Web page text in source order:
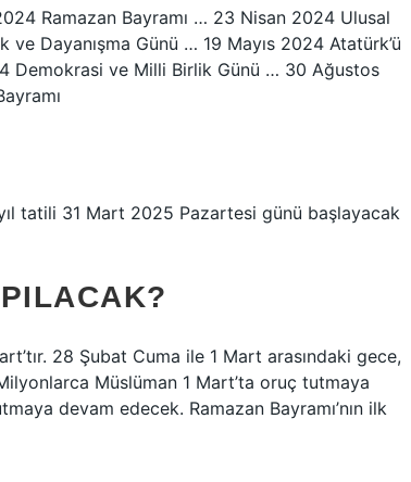
Ramazan Bayramı … 23 Nisan 2024 Ulusal
Dayanışma Günü … 19 Mayıs 2024 Atatürk’ü
Demokrasi ve Milli Birlik Günü … 30 Ağustos
tatili 31 Mart 2025 Pazartesi günü başlayacak
28 Şubat Cuma ile 1 Mart arasındaki gece,
Müslüman 1 Mart’ta oruç tutmaya
devam edecek. Ramazan Bayramı’nın ilk